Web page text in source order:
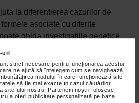
uri
strict necesare pentru funcționarea acestui
ne ajută să înțelegem cum se navighează
modului în care funcționează site-
să fie mai exacte în cazul căutărilor,
site-ului nostru. Partenerii noștri folosesc
a oferi publicitate personalizată pe baza
la diferentierea cazurilor de
asociate cu diferite
ghida investigatiile genetice
si factori de risc
duce la sindactilie este
normal de separare digitala in
Aceasta perturbare poate fi